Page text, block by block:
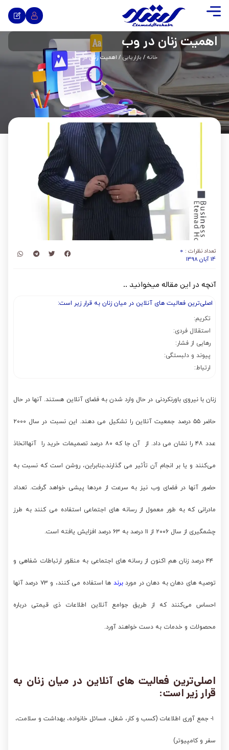
اهمیت زنان در وب
خانه / بازاریابی / اهمیت زنان در وب
تعداد نظرات : 0
14 آبان 1398
آنچه در این مقاله میخوانید ..
اصلی‌ترین فعالیت های آنلاین در میان زنان به قرار زیر است:
تکریم:
استقلال فردی:
رهایی از فشار:
پیوند و دلبستگی:
ارتباط:
زنان با نیروی باورنکردنی در حال وارد شدن به فضای آنلاین هستند. آنها در حال
حاضر ۵۵ درصد جمعیت آنلاین را تشکیل می دهند. این نسبت در سال ۲۰۰۰
عدد ۴۸ را نشان می داد. از آن جا که ۸۰ درصد تصمیمات خرید را آنهااتخاذ
می‌کنند و یا بر انجام آن تأثیر می گذارند،بنابراین، روشن است که نسبت به
حضور آنها در فضای وب نیز به سرعت از مردها پیشی خواهد گرفت. تعداد
مادرانی که به طور معمول از رسانه های اجتماعی استفاده می کنند به طرز
چشمگیری از سال ۲۰۰۶ از ۱۱ درصد به ۶۳ درصد افزایش یافته است.
۴۴ درصد زنان هم اکنون از رسانه های اجتماعی به منظور ارتباطات شفاهی و
توصیه های دهان به دهان در موردبرند ها استفاده می کنند، و ۷۳ درصد آنها
احساس می‌کنند که از طریق جوامع آنلاین اطلاعات ذی قیمتی درباره
محصولات و خدمات به دست خواهند آورد.
اصلی‌ترین فعالیت های آنلاین در میان زنان به
قرار زیر است:
۱- جمع آوری اطلاعات (کسب و کار، شغل، مسائل خانواده، بهداشت و سلامت،
سفر و کامپیوتر)